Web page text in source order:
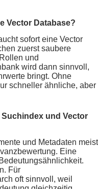
Vector Database?
sofort eine Vector
zuerst saubere
und
wird dann sinnvoll,
bringt. Ohne
schneller ähnliche, aber
und Vector
und Metadaten meist
Eine
Für
oft sinnvoll, weil